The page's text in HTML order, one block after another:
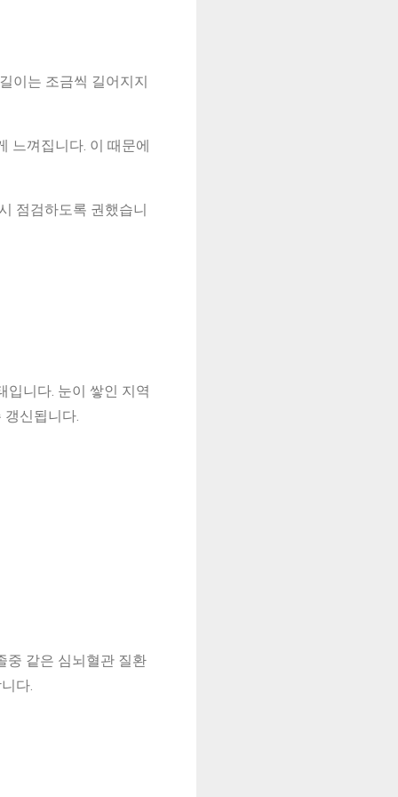
이는 조금씩 길어지지
느껴집니다. 이 때문에
점검하도록 권했습니
입니다. 눈이 쌓인 지역
신됩니다.
중 같은 심뇌혈관 질환
다.